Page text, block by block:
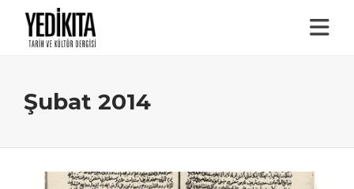
Şubat 2014